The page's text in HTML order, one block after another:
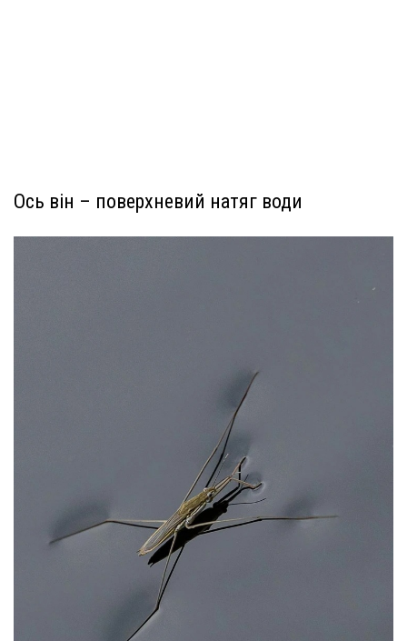
Ось він – поверхневий натяг води